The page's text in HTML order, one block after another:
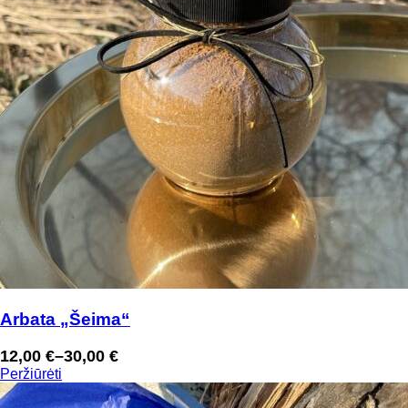
Arbata „Šeima“
12,00 €–30,00 €
Price
range:
Peržiūrėti